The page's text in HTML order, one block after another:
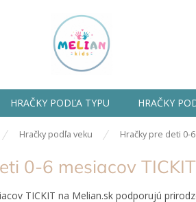
HRAČKY PODĽA TYPU HRAČKY
Hračky podľa veku Hračky pre deti 0-
0-6 mesiacov TICKIT
TICKIT na Melian.sk podporujú